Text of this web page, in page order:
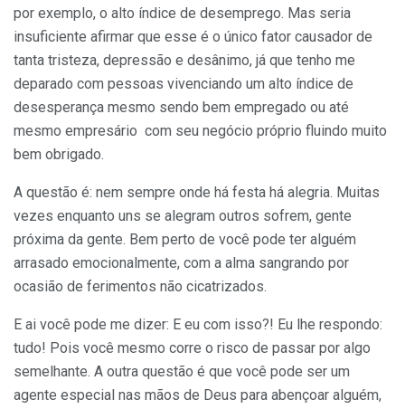
por exemplo, o alto índice de desemprego. Mas seria
insuficiente afirmar que esse é o único fator causador de
tanta tristeza, depressão e desânimo, já que tenho me
deparado com pessoas vivenciando um alto índice de
desesperança mesmo sendo bem empregado ou até
mesmo empresário com seu negócio próprio fluindo muito
bem obrigado.
A questão é: nem sempre onde há festa há alegria. Muitas
vezes enquanto uns se alegram outros sofrem, gente
próxima da gente. Bem perto de você pode ter alguém
arrasado emocionalmente, com a alma sangrando por
ocasião de ferimentos não cicatrizados.
E ai você pode me dizer: E eu com isso?! Eu lhe respondo:
tudo! Pois você mesmo corre o risco de passar por algo
semelhante. A outra questão é que você pode ser um
agente especial nas mãos de Deus para abençoar alguém,